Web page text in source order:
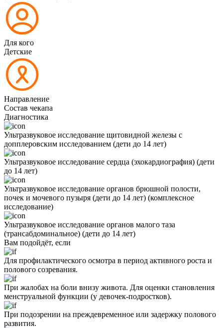
Для кого
Детские
Направление
Состав чекапа
Диагностика
Ультразвуковое исследование щитовидной железы с
допплеровским исследованием (дети до 14 лет)
Ультразвуковое исследование сердца (эхокардиография) (дети
до 14 лет)
Ультразвуковое исследование органов брюшной полости,
почек и мочевого пузыря (дети до 14 лет) (комплексное
исследование)
Ультразвуковое исследование органов малого таза
(трансабдоминальное) (дети до 14 лет)
Вам подойдёт, если
Для профилактического осмотра в период активного роста и
полового созревания.
При жалобах на боли внизу живота. Для оценки становления
менструальной функции (у девочек-подростков).
При подозрении на преждевременное или задержку полового
развития.